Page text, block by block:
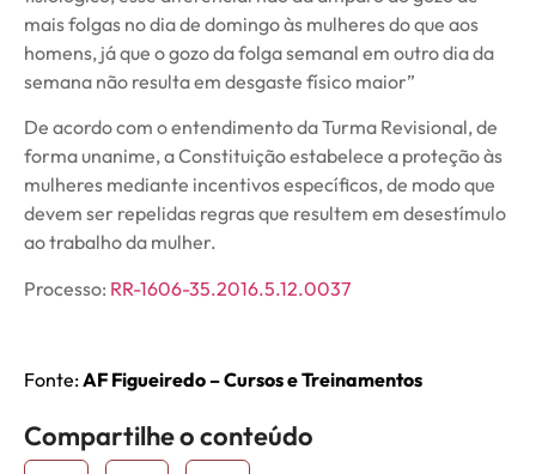
mais folgas no dia de domingo às mulheres do que aos
homens, já que o gozo da folga semanal em outro dia da
semana não resulta em desgaste físico maior”
De acordo com o entendimento da Turma Revisional, de
forma unanime, a Constituição estabelece a proteção às
mulheres mediante incentivos específicos, de modo que
devem ser repelidas regras que resultem em desestímulo
ao trabalho da mulher.
Processo: RR-1606-35.2016.5.12.0037
Fonte:AF Figueiredo – Cursos e Treinamentos
Compartilhe o conteúdo